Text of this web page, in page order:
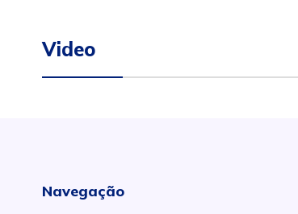
Video
Navegação